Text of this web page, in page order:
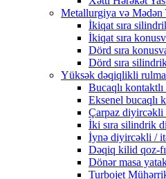
Metallurgiya və Mədən
İkiqat sıra
İkiqat sıra
Dörd sıra
Dörd sıra
Yüksək dəqiqlikli
Bucaqlı
Eksenel bucaqlı
Çarpaz diyircəkli
İki sıra silindrik
İynə diyircəkli /
Dəqiq kilid qoz-
Dönər masa
Turbojet Mühərrik